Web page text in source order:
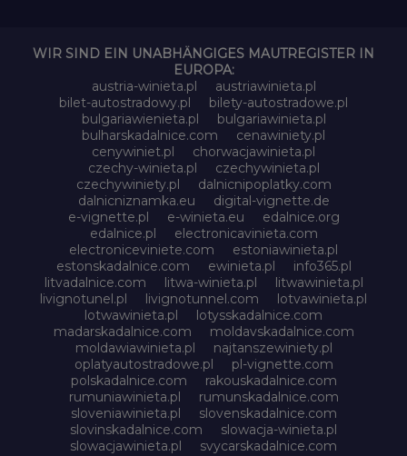
WIR SIND EIN UNABHÄNGIGES MAUTREGISTER IN
EUROPA:
austria-winieta.pl
austriawinieta.pl
bilet-autostradowy.pl
bilety-autostradowe.pl
bulgariawienieta.pl
bulgariawinieta.pl
bulharskadalnice.com
cenawiniety.pl
cenywiniet.pl
chorwacjawinieta.pl
czechy-winieta.pl
czechywinieta.pl
czechywiniety.pl
dalnicnipoplatky.com
dalnicniznamka.eu
digital-vignette.de
e-vignette.pl
e-winieta.eu
edalnice.org
edalnice.pl
electronicavinieta.com
electroniceviniete.com
estoniawinieta.pl
estonskadalnice.com
ewinieta.pl
info365.pl
litvadalnice.com
litwa-winieta.pl
litwawinieta.pl
livignotunel.pl
livignotunnel.com
lotvawinieta.pl
lotwawinieta.pl
lotysskadalnice.com
madarskadalnice.com
moldavskadalnice.com
moldawiawinieta.pl
najtanszewiniety.pl
oplatyautostradowe.pl
pl-vignette.com
polskadalnice.com
rakouskadalnice.com
rumuniawinieta.pl
rumunskadalnice.com
sloveniawinieta.pl
slovenskadalnice.com
slovinskadalnice.com
slowacja-winieta.pl
slowacjawinieta.pl
svycarskadalnice.com